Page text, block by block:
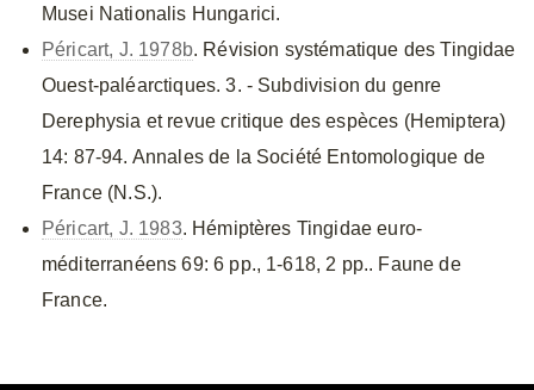
Musei Nationalis Hungarici.
Péricart, J. 1978b. Révision systématique des Tingidae
Ouest-paléarctiques. 3. - Subdivision du genre
Derephysia et revue critique des espèces (Hemiptera)
14: 87-94. Annales de la Société Entomologique de
France (N.S.).
Péricart, J. 1983. Hémiptères Tingidae euro-
méditerranéens 69: 6 pp., 1-618, 2 pp.. Faune de
France.